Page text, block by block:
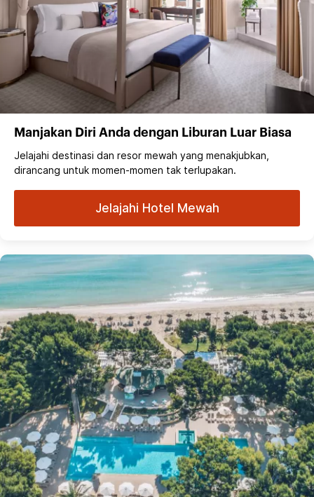
Manjakan Diri Anda dengan Liburan Luar Biasa
Jelajahi destinasi dan resor mewah yang menakjubkan,
dirancang untuk momen-momen tak terlupakan.
Jelajahi Hotel Mewah